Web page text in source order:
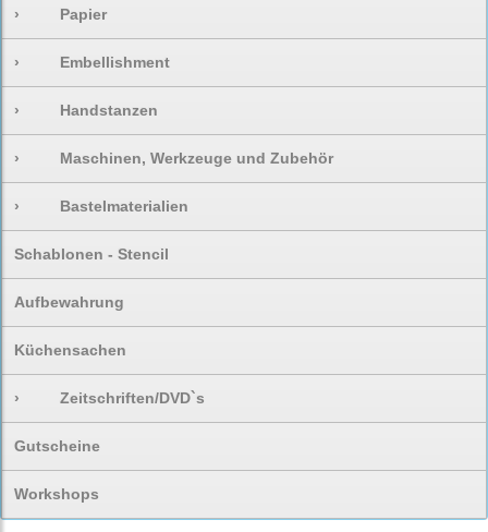
› Papier
› Embellishment
› Handstanzen
› Maschinen, Werkzeuge und Zubehör
› Bastelmaterialien
Schablonen - Stencil
Aufbewahrung
Küchensachen
› Zeitschriften/DVD`s
Gutscheine
Workshops